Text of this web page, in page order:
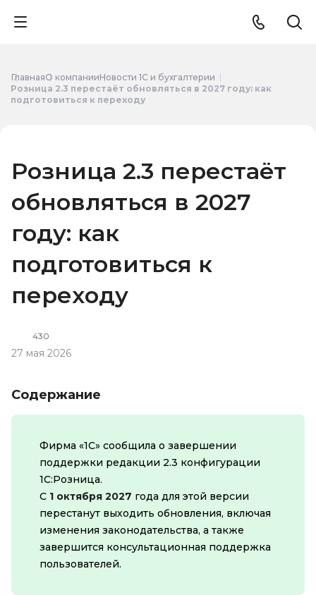
ГлавнаяО компанииНовости 1С и бухгалтерии
Розница 2.3 перестаёт обновляться в 2027 году: как
подготовиться к переходу
Розница 2.3 перестаёт
обновляться в 2027
году: как
подготовиться к
переходу
430
27 мая 2026
Содержание
Фирма «1С» сообщила о завершении
поддержки редакции 2.3 конфигурации
1С:Розница.
С 1 октября 2027 года для этой версии
перестанут выходить обновления, включая
изменения законодательства, а также
завершится консультационная поддержка
пользователей.